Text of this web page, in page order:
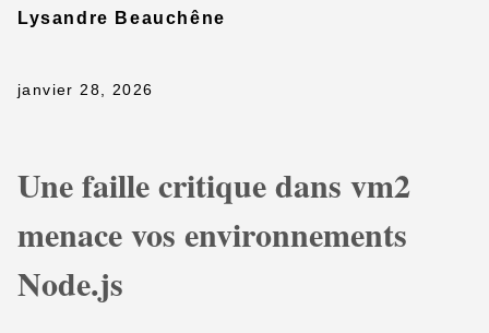
Lysandre Beauchêne
janvier 28, 2026
Une faille critique dans vm2
menace vos environnements
Node.js